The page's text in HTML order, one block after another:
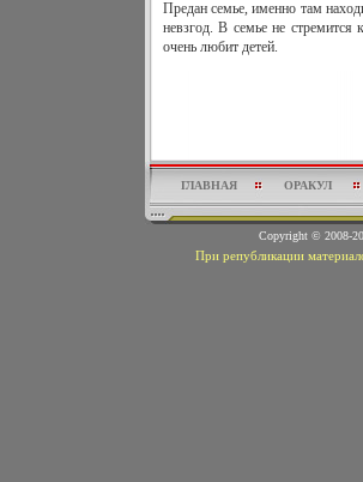
Предан семье, именно там
невзгод. В семье не
очень любит детей.
ГЛАВНАЯ ОРАКУЛ
Copyright © 2008-
При републикации